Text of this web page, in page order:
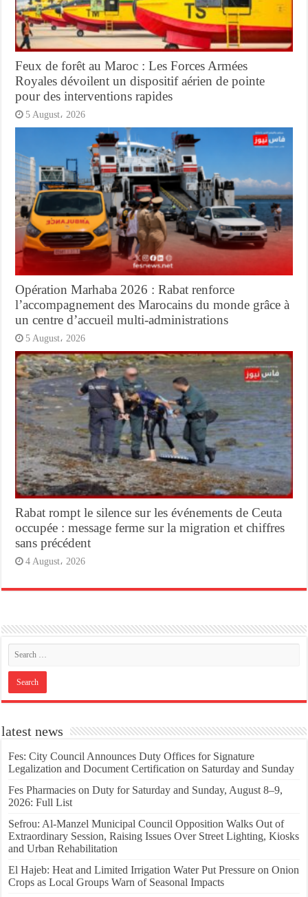
Feux de forêt au Maroc : Les Forces Armées
Royales dévoilent un dispositif aérien de pointe
pour des interventions rapides
5 August، 2026
Opération Marhaba 2026 : Rabat renforce
l’accompagnement des Marocains du monde grâce à
un centre d’accueil multi-administrations
5 August، 2026
Rabat rompt le silence sur les événements de Ceuta
occupée : message ferme sur la migration et chiffres
sans précédent
4 August، 2026
latest news
Fes: City Council Announces Duty Offices for Signature
Legalization and Document Certification on Saturday and Sunday
Fes Pharmacies on Duty for Saturday and Sunday, August 8–9,
2026: Full List
Sefrou: Al-Manzel Municipal Council Opposition Walks Out of
Extraordinary Session, Raising Issues Over Street Lighting, Kiosks
and Urban Rehabilitation
El Hajeb: Heat and Limited Irrigation Water Put Pressure on Onion
Crops as Local Groups Warn of Seasonal Impacts